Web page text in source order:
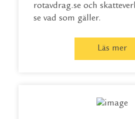
rotavdrag.se och
se vad som gäller.
Läs mer